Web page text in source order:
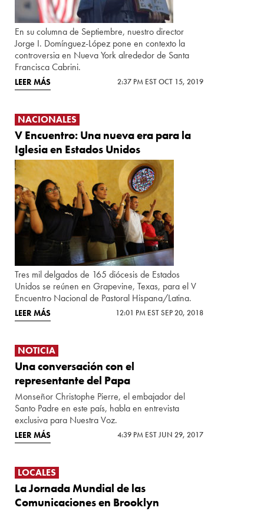
En su columna de Septiembre, nuestro director
Jorge I. Domínguez-López pone en contexto la
controversia en Nueva York alrededor de Santa
Francisca Cabrini.
LEER MÁS 2:37 PM EST OCT 15, 2019
NACIONALES
V Encuentro: Una nueva era para la
Iglesia en Estados Unidos
Tres mil delgados de 165 diócesis de Estados
Unidos se reúnen en Grapevine, Texas, para el V
Encuentro Nacional de Pastoral Hispana/Latina.
LEER MÁS 12:01 PM EST SEP 20, 2018
NOTICIA
Una conversación con el
representante del Papa
Monseñor Christophe Pierre, el embajador del
Santo Padre en este país, habla en entrevista
exclusiva para Nuestra Voz.
LEER MÁS 4:39 PM EST JUN 29, 2017
LOCALES
La Jornada Mundial de las
Comunicaciones en Brooklyn